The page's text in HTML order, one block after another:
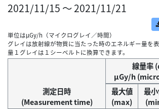
2021/11/15 ～ 2021/11/21
単位はμGy/h（マイクログレイ／時間）
グレイは放射線が物質に当たった時のエネルギー量を
量１グレイは１シーベルトに換算できます。
測定日時
(Measurement time)
線量率
μGy/h
最大値
(max)
最